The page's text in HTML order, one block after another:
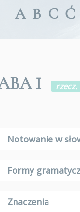
A B C Ć
I rzecz.
Notowanie w
Formy
Znaczenia